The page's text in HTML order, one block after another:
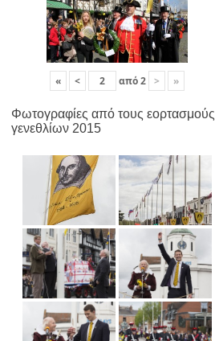
« < από2 > »
Φωτογραφίες από τους εορτασμούς
γενεθλίων 2015